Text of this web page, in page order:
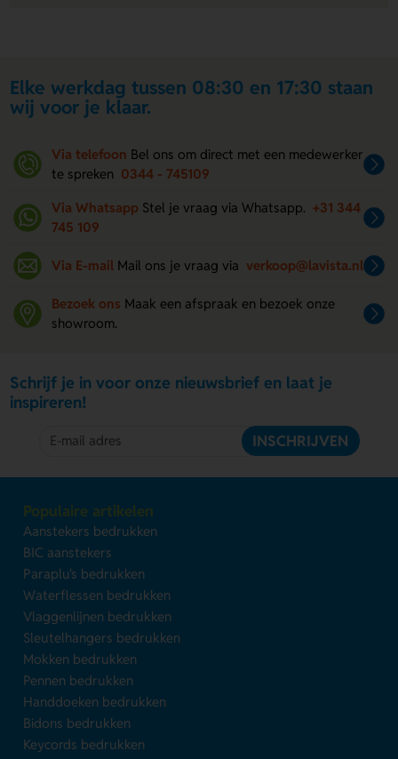
Elke werkdag tussen 08:30 en 17:30 staan
wij voor je klaar.
Via telefoon Bel ons om direct met een medewerker
te spreken 0344 - 745109
Via Whatsapp Stel je vraag via Whatsapp. +31 344
745 109
Via E-mail Mail ons je vraag via verkoop@lavista.nl
Bezoek ons Maak een afspraak en bezoek onze
showroom.
Schrijf je in voor onze nieuwsbrief en laat je
inspireren!
INSCHRIJVEN
Populaire artikelen
Aanstekers bedrukken
BIC aanstekers
Paraplu's bedrukken
Waterflessen bedrukken
Vlaggenlijnen bedrukken
Sleutelhangers bedrukken
Mokken bedrukken
Pennen bedrukken
Handdoeken bedrukken
Bidons bedrukken
Keycords bedrukken